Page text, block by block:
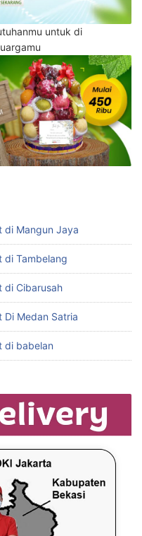
untuk di
di Mangun Jaya
di Tambelang
di Cibarusah
Di Medan Satria
di babelan